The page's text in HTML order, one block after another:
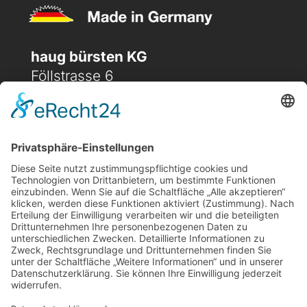
haug bürsten KG
Föllstrasse 6
 (+49) 08231 / 96 30 96
 office@haugbuersten.de
Weitere Seiten
Hygienesortiment
Haushaltssortiment
Ansprechpartner
Jobs